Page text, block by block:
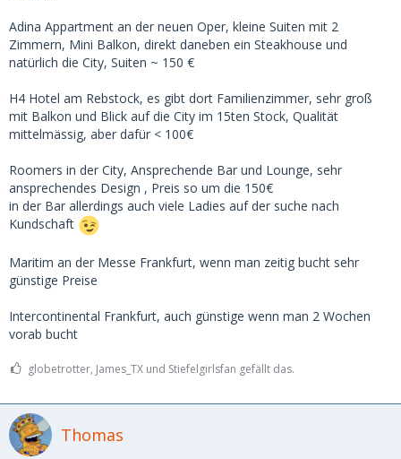
Adina Appartment an der neuen Oper, kleine Suiten mit 2
Zimmern, Mini Balkon, direkt daneben ein Steakhouse und
natürlich die City, Suiten ~ 150 €
H4 Hotel am Rebstock, es gibt dort Familienzimmer, sehr groß
mit Balkon und Blick auf die City im 15ten Stock, Qualität
mittelmässig, aber dafür < 100€
Roomers in der City, Ansprechende Bar und Lounge, sehr
ansprechendes Design , Preis so um die 150€
in der Bar allerdings auch viele Ladies auf der suche nach
Kundschaft
Maritim an der Messe Frankfurt, wenn man zeitig bucht sehr
günstige Preise
Intercontinental Frankfurt, auch günstige wenn man 2 Wochen
vorab bucht
globetrotter, James_TX und Stiefelgirlsfan gefällt das.
Thomas